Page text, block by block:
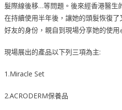
髮際線後移…等問題。後來經香港醫生
在持續使用半年後，讓她的頭髮恢復
好友的身份，親自到現場分享她的使用
現場展出的產品以下列三項為主:
1.Miracle Set
2.ACRODERM保養品